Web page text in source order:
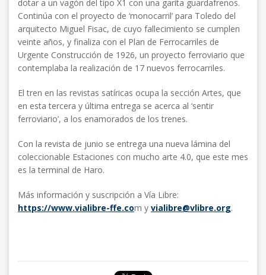
dotar a un vagón del tipo X1 con una garita guardafrenos.
Continúa con el proyecto de ‘monocarril’ para Toledo del
arquitecto Miguel Fisac, de cuyo fallecimiento se cumplen
veinte años, y finaliza con el Plan de Ferrocarriles de
Urgente Construcción de 1926, un proyecto ferroviario que
contemplaba la realización de 17 nuevos ferrocarriles.
El tren en las revistas satíricas ocupa la sección Artes, que
en esta tercera y última entrega se acerca al ‘sentir
ferroviario’, a los enamorados de los trenes.
Con la revista de junio se entrega una nueva lámina del
coleccionable Estaciones con mucho arte 4.0, que este mes
es la terminal de Haro.
Más información y suscripción a Vía Libre:
https://www.vialibre-ffe.com y vialibre@vlibre.org.